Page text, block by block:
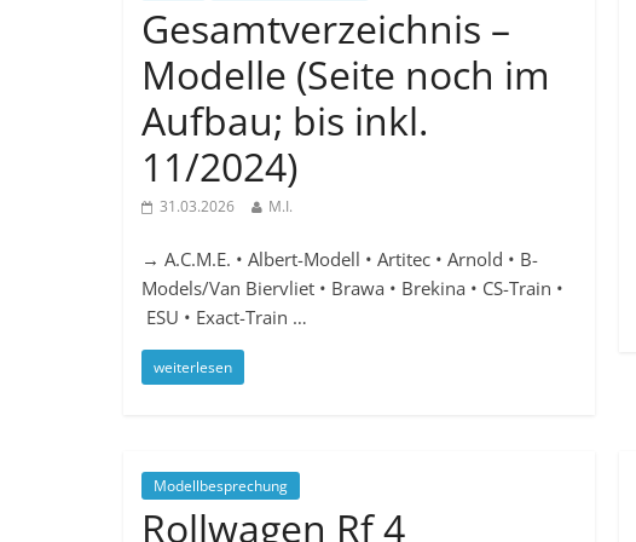
Gesamtverzeichnis –
Modelle (Seite noch im
Aufbau; bis inkl.
11/2024)
31.03.2026 M.I.
→ A.C.M.E. • Albert-Modell • Artitec • Arnold • B-
Models/Van Biervliet • Brawa • Brekina • CS-Train •
ESU • Exact-Train …
weiterlesen
Modellbesprechung
Rollwagen Rf 4